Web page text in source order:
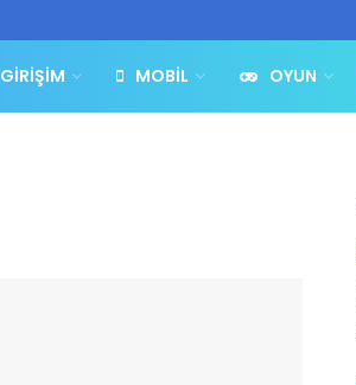
GIRIŞIM MOBIL OYUN